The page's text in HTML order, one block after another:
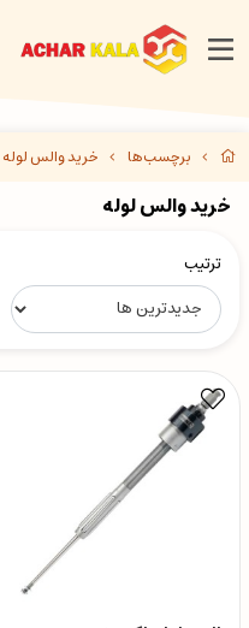
برچسب‌ها خرید والس لوله
خرید والس لوله
ترتیب